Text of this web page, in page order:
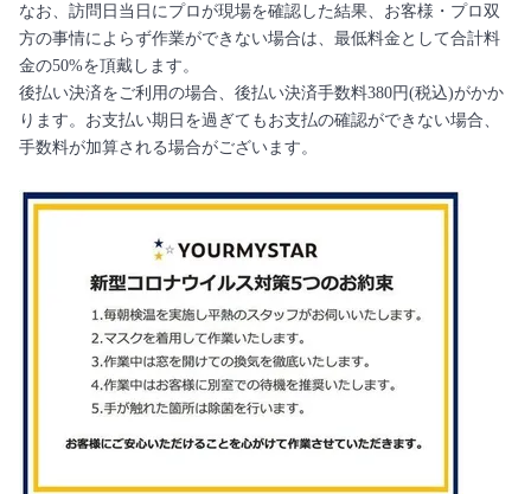
なお、訪問日当日にプロが現場を確認した結果、お客様・プロ双
方の事情によらず作業ができない場合は、最低料金として合計料
金の50%を頂戴します。
後払い決済をご利用の場合、後払い決済手数料380円(税込)がかか
ります。お支払い期日を過ぎてもお支払の確認ができない場合、
手数料が加算される場合がございます。